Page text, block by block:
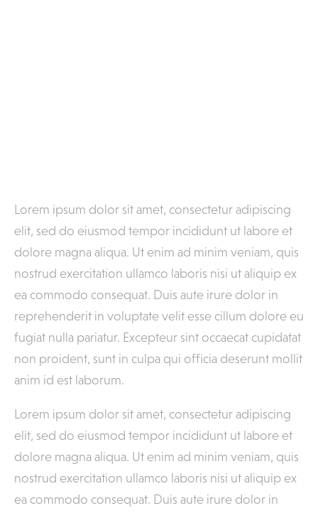
Lorem ipsum dolor sit amet, consectetur adipiscing
elit, sed do eiusmod tempor incididunt ut labore et
dolore magna aliqua. Ut enim ad minim veniam, quis
nostrud exercitation ullamco laboris nisi ut aliquip ex
ea commodo consequat. Duis aute irure dolor in
reprehenderit in voluptate velit esse cillum dolore eu
fugiat nulla pariatur. Excepteur sint occaecat cupidatat
non proident, sunt in culpa qui officia deserunt mollit
anim id est laborum.
Lorem ipsum dolor sit amet, consectetur adipiscing
elit, sed do eiusmod tempor incididunt ut labore et
dolore magna aliqua. Ut enim ad minim veniam, quis
nostrud exercitation ullamco laboris nisi ut aliquip ex
ea commodo consequat. Duis aute irure dolor in